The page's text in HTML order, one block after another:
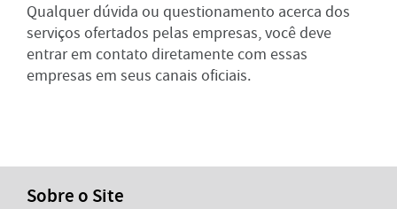
Qualquer dúvida ou questionamento acerca dos
serviços ofertados pelas empresas, você deve
entrar em contato diretamente com essas
empresas em seus canais oficiais.
Sobre o Site